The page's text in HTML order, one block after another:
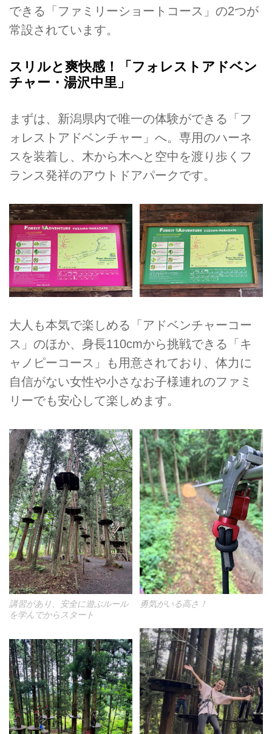
できる「ファミリーショートコース」の2つが
常設されています。
スリルと爽快感！「フォレストアドベン
チャー・湯沢中里」
まずは、新潟県内で唯一の体験ができる「フ
ォレストアドベンチャー」へ。専用のハーネ
スを装着し、木から木へと空中を渡り歩くフ
ランス発祥のアウトドアパークです。
大人も本気で楽しめる「アドベンチャーコー
ス」のほか、身長110cmから挑戦できる「キ
ャノピーコース」も用意されており、体力に
自信がない女性や小さなお子様連れのファミ
リーでも安心して楽しめます。
勇気がいる高さ！
講習があり、安全に遊ぶルール
を学んでからスタート